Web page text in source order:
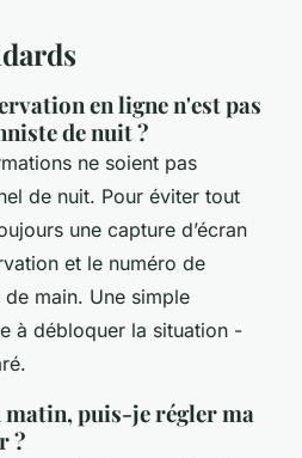
en ligne n'est pas
de nuit ?
ne soient pas
de nuit. Pour éviter tout
une capture d’écran
et le numéro de
main. Une simple
à débloquer la situation -
matin, puis-je régler ma
?